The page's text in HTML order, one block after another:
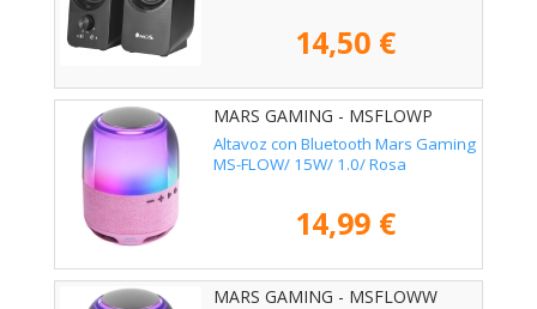
14,50 €
MARS GAMING - MSFLOWP
Altavoz con Bluetooth Mars Gaming
MS-FLOW/ 15W/ 1.0/ Rosa
14,99 €
MARS GAMING - MSFLOWW